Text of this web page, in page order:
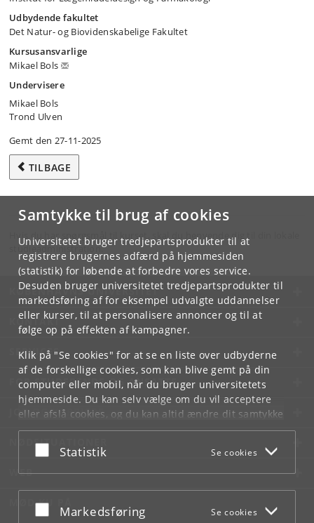
Samtykke til brug af cookies
Universitetet bruger tredjepartsprodukter til at
registrere brugernes adfærd på hjemmesiden
(statistik) for løbende at forbedre vores service.
Desuden bruger universitetet tredjepartsprodukter til
markedsføring af for eksempel udvalgte uddannelser
eller kurser, til at personalisere annoncer og til at
følge op på effekten af kampagner.
Klik på "Se cookies" for at se en liste over udbyderne
af de forskellige cookies, som kan blive gemt på din
computer eller mobil, når du bruger universitetets
hjemmeside. Du kan selv vælge om du vil acceptere
eller afslå cookies, og du kan altid ændre dit samtykke
underCookie- og privatlivspolitiksom du finder i
bunden af hver side.
Acceptér eller afslå
Statistik Se cookies
Acceptér eller afslå
Markedsføring Se cookies
Udbydende fakultet
Det Natur- og Biovidenskabelige Fakultet
Kursusansvarlige
Mikael Bols
Undervisere
Mikael Bols
Trond Ulven
Gemt den 27-11-2025
TILBAGE
Hvis du har spørgsmål til kurset, skal du henvende dig til din lokale
studieadministration.
KØBENHAVNS UNIVERSITET
KONTAKT
SERVICES
FOR STUDERENDE OG ANSATTE
JOB OG KARRIERE
NØDSITUATIONER
WEB
MØD KU PÅ